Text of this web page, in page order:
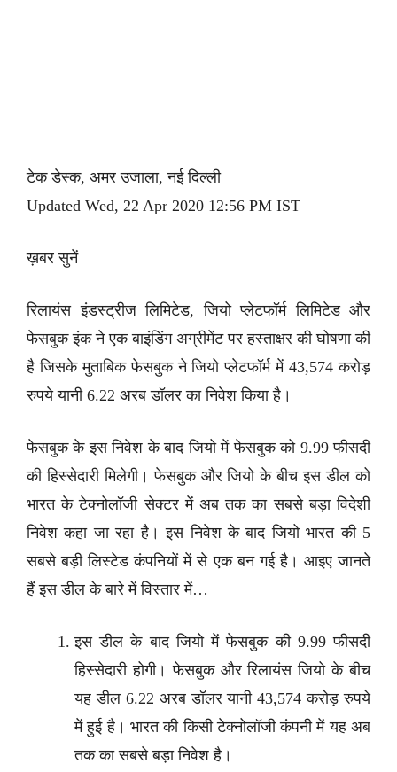
टेक डेस्क, अमर उजाला, नई दिल्ली
Updated Wed, 22 Apr 2020 12:56 PM IST
ख़बर सुनें
रिलायंस इंडस्ट्रीज लिमिटेड, जियो प्लेटफॉर्म लिमिटेड और
फेसबुक इंक ने एक बाइंडिंग अग्रीमेंट पर हस्ताक्षर की घोषणा की
है जिसके मुताबिक फेसबुक ने जियो प्लेटफॉर्म में 43,574 करोड़
रुपये यानी 6.22 अरब डॉलर का निवेश किया है।
फेसबुक के इस निवेश के बाद जियो में फेसबुक को 9.99 फीसदी
की हिस्सेदारी मिलेगी। फेसबुक और जियो के बीच इस डील को
भारत के टेक्नोलॉजी सेक्टर में अब तक का सबसे बड़ा विदेशी
निवेश कहा जा रहा है। इस निवेश के बाद जियो भारत की 5
सबसे बड़ी लिस्टेड कंपनियों में से एक बन गई है। आइए जानते
हैं इस डील के बारे में विस्तार में…
इस डील के बाद जियो में फेसबुक की 9.99 फीसदी
हिस्सेदारी होगी। फेसबुक और रिलायंस जियो के बीच
यह डील 6.22 अरब डॉलर यानी 43,574 करोड़ रुपये
में हुई है। भारत की किसी टेक्नोलॉजी कंपनी में यह अब
तक का सबसे बड़ा निवेश है।